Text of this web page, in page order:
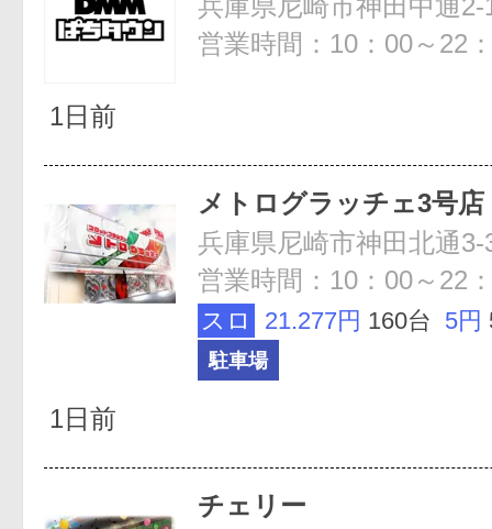
兵庫県尼崎市神田中通2-
営業時間：10：00～22
1日前
メトログラッチェ3号店
兵庫県尼崎市神田北通3-
営業時間：10：00～22
スロ 21.277円 160台 5円
駐車場
1日前
チェリー